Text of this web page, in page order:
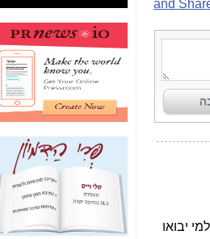
האם ביבי כשר
תקשורת עזר לקב'
בזק? -כאן
מה מקור ה-Fake
News שהביא לתפירת
תיק לביבי והעלמת
החשודים הנכונים -כאן
אחת הרגליים של "תיק
4000 התפור"
התמוטטה היום
בניצחון (כפול) של בזק
-
כאן
איך כתבות מפנקות